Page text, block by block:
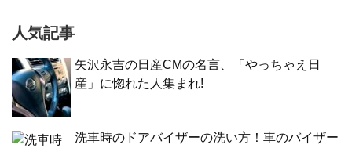
人気記事
矢沢永吉の日産CMの名言、「やっちゃえ日
産」に惚れた人集まれ!
洗車時のドアバイザーの洗い方！車のバイザー